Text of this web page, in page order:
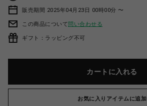
販売期間 2025年04月23日 00時00分 〜
この商品について問い合わせる
ギフト：ラッピング不可
カートに入れる
お気に入りアイテムに追加